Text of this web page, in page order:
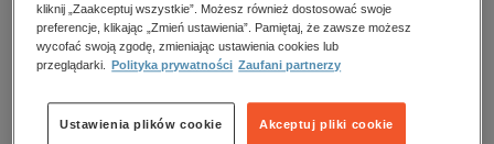
budownictwo, aranżacja wnętrz
biznesowe, branżowe, gospodarka
dzienniki
Nina Dubiel
Sortowanie Filtrowanie
kliknij „Zaakceptuj wszystkie”. Możesz również dostosować swoje
preferencje, klikając „Zmień ustawienia”. Pamiętaj, że zawsze możesz
wycofać swoją zgodę, zmieniając ustawienia cookies lub
przeglądarki.
Polityka prywatności Zaufani partnerzy
Akceptuj pliki cookie
Ustawienia plików cookie